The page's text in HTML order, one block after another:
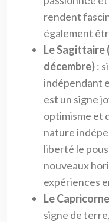
rendent
également
Le Sagittaire
décembre):
indépendant
est un signe
optimisme et
nature
liberté le
nouveaux
expériences
Le
signe de